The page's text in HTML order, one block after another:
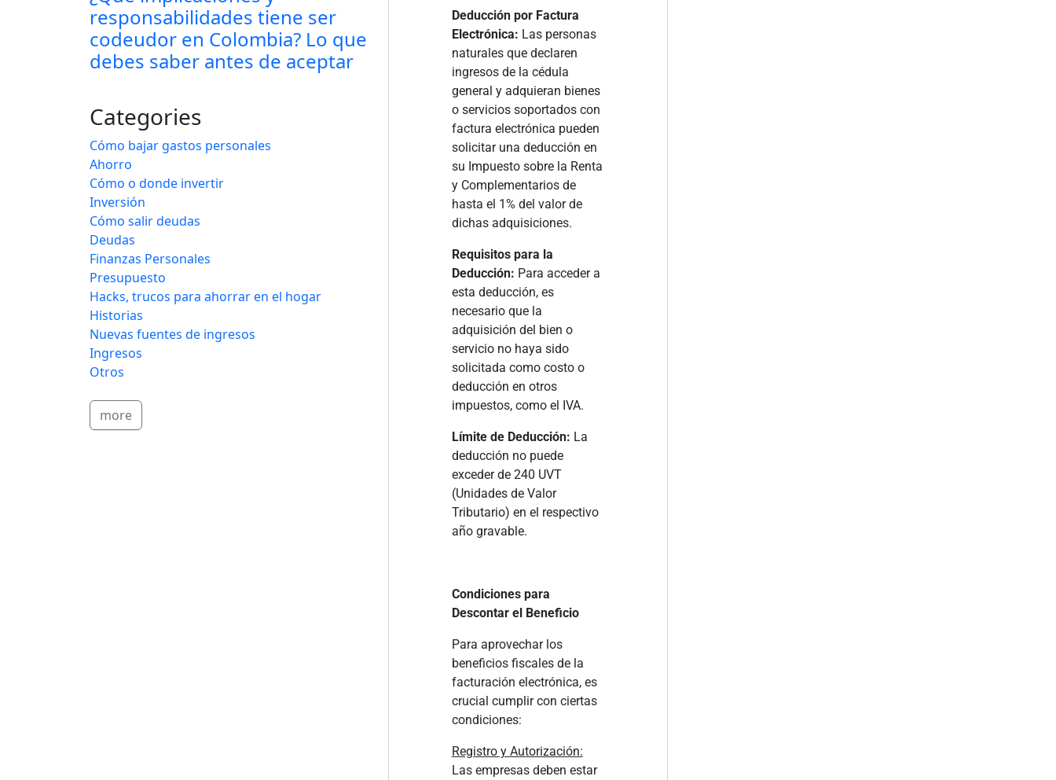
Deducción por Factura
Electrónica: Las personas
naturales que declaren
ingresos de la cédula
general y adquieran bienes
o servicios soportados con
factura electrónica pueden
solicitar una deducción en
su Impuesto sobre la Renta
y Complementarios de
hasta el 1% del valor de
dichas adquisiciones.
Requisitos para la
Deducción: Para acceder a
esta deducción, es
necesario que la
adquisición del bien o
servicio no haya sido
solicitada como costo o
deducción en otros
impuestos, como el IVA.
Límite de Deducción: La
deducción no puede
exceder de 240 UVT
(Unidades de Valor
Tributario) en el respectivo
año gravable.
Condiciones para
Descontar el Beneficio
Para aprovechar los
beneficios fiscales de la
facturación electrónica, es
crucial cumplir con ciertas
condiciones:
Registro y Autorización:
Las empresas deben estar
responsabilidades tiene ser
codeudor en Colombia? Lo que
debes saber antes de aceptar
Categories
Cómo bajar gastos personales
Ahorro
Cómo o donde invertir
Inversión
Cómo salir deudas
Deudas
Finanzas Personales
Presupuesto
Hacks, trucos para ahorrar en el hogar
Historias
Nuevas fuentes de ingresos
Ingresos
Otros
more